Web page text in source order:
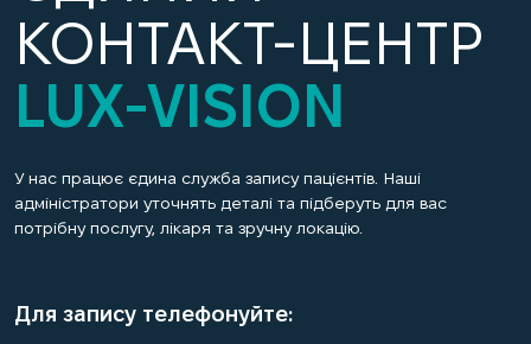
КОНТАКТ-ЦЕНТР
LUX-VISION
У нас працює єдина служба запису пацієнтів. Наші
адміністратори уточнять деталі та підберуть для вас
потрібну послугу, лікаря та зручну локацію.
Для запису телефонуйте: